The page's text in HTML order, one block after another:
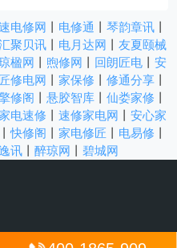
电修网 电修通 琴韵章讯
聚贝讯 电月达网
友夏颐械
楹网 煦修网 回朗匠电
安
修电网 家保修 修通分享
修阁 悬胶智库 仙娄家修
电速修 速修家电网
安心家
丨快修阁 家电修匠 电易修
讯 醉琼网 碧城网